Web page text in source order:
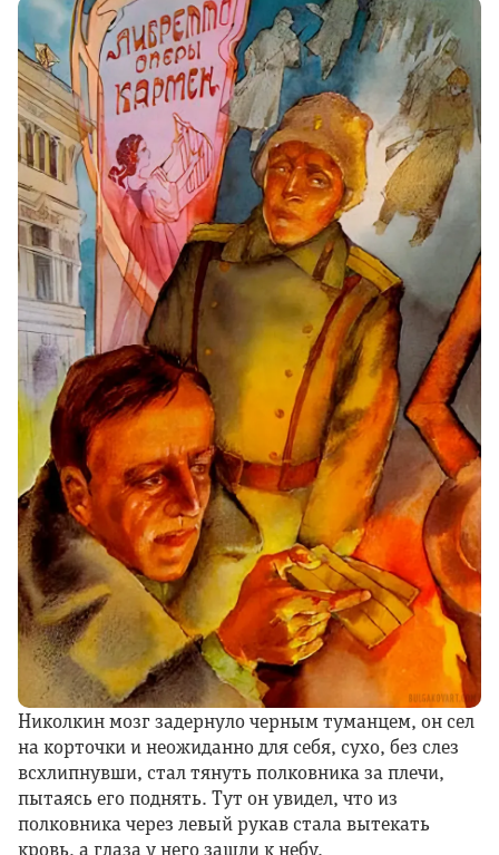
Николкин мозг задернуло черным туманцем, он сел
на корточки и неожиданно для себя, сухо, без слез
всхлипнувши, стал тянуть полковника за плечи,
пытаясь его поднять. Тут он увидел, что из
полковника через левый рукав стала вытекать
кровь, а глаза у него зашли к небу.